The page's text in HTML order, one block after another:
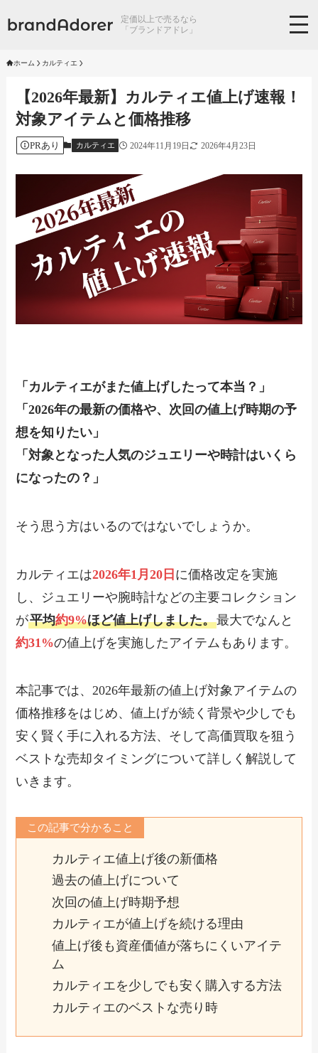
定価以上で売るなら
「ブランドアドレ」
ホーム カルティエ
【2026年最新】カルティエ値上げ速報！
対象アイテムと価格推移
PRあり カルティエ 2024年11月19日 2026年4月23日
「カルティエがまた値上げしたって本当？」
「2026年の最新の価格や、次回の値上げ時期の予
想を知りたい」
「対象となった人気のジュエリーや時計はいくら
になったの？」
そう思う方はいるのではないでしょうか。
カルティエは2026年1月20日 に価格改定を実施
し、ジュエリーや腕時計などの主要コレクション
が平均約9%ほど値上げしました。最大でなんと
約31%の値上げを実施したアイテムもあります。
本記事では、2026年最新の値上げ対象アイテムの
価格推移をはじめ、値上げが続く背景や少しでも
安く賢く手に入れる方法、そして高価買取を狙う
ベストな売却タイミングについて詳しく解説して
いきます。
この記事で分かること
カルティエ値上げ後の新価格
過去の値上げについて
次回の値上げ時期予想
カルティエが値上げを続ける理由
値上げ後も資産価値が落ちにくいアイテ
ム
カルティエを少しでも安く購入する方法
カルティエのベストな売り時